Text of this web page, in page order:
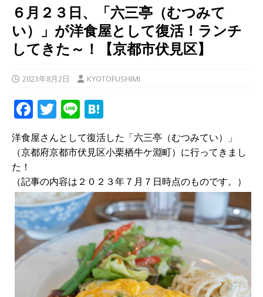
６月２３日、「六三亭（むつみて
い）」が洋食屋として復活！ランチ
してきた～！【京都市伏見区】
2023年8月2日 KYOTOFUSHIMI
F
a
c
e
b
o
o
k
T
w
it
te
r
Li
n
e
at
e
n
a
洋食屋さんとして復活した「六三亭（むつみてい）」
（京都府京都市伏見区小栗栖牛ケ淵町）に行ってきまし
た！
（記事の内容は２０２３年７月７日時点のものです。）